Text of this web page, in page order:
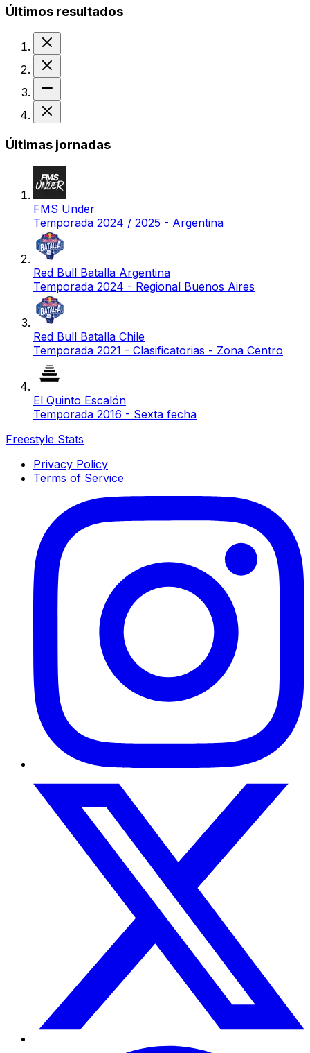
Últimos resultados
Últimas jornadas
FMS Under
Temporada 2024 / 2025 - Argentina
Red Bull Batalla Argentina
Temporada 2024 - Regional Buenos Aires
Red Bull Batalla Chile
Temporada 2021 - Clasificatorias - Zona Centro
El Quinto Escalón
Temporada 2016 - Sexta fecha
Freestyle Stats
Privacy Policy
Terms of Service